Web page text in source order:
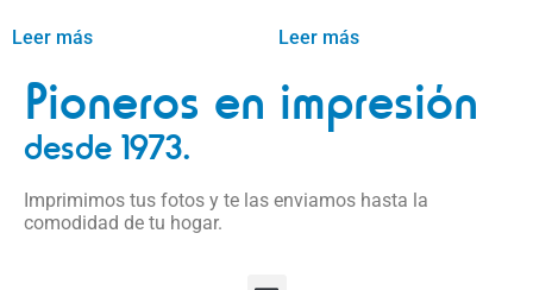
Leer más Leer más
Pioneros en impresión
desde 1973.
Imprimimos tus fotos y te las enviamos hasta la
comodidad de tu hogar.